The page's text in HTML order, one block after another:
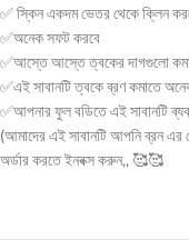
✅স্কিন একদম ভেতর থেকে ক্লিন
✅অনেক সফট করবে
✅আস্তে আস্তে ত্বকের দাগগুলো
✅এই সাবানটি ত্বকে ব্রণ কমাতে
✅আপনার ফুল বডিতে এই সাবানটি
(আমাদের এই সাবানটি আপনি ব্রন
অর্ডার করতে ইনবক্স করুন,, 🥰🥰